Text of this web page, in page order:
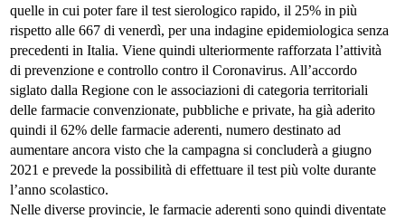
quelle in cui poter fare il test sierologico rapido, il 25% in più
rispetto alle 667 di venerdì, per una indagine epidemiologica senza
precedenti in Italia. Viene quindi ulteriormente rafforzata l’attività
di prevenzione e controllo contro il Coronavirus. All’accordo
siglato dalla Regione con le associazioni di categoria territoriali
delle farmacie convenzionate, pubbliche e private, ha già aderito
quindi il 62% delle farmacie aderenti, numero destinato ad
aumentare ancora visto che la campagna si concluderà a giugno
2021 e prevede la possibilità di effettuare il test più volte durante
l’anno scolastico.
Nelle diverse provincie, le farmacie aderenti sono quindi diventate